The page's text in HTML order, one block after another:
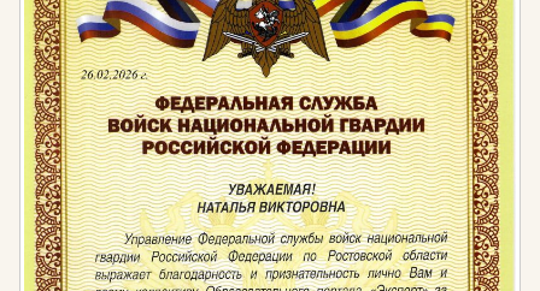
Федерации по строительству и жилищно-
коммунальному комплексу от 9 марта 2004 года
№93 «Об утверждении требований к
программам повышения квалификации
работников строительного комплекса»
«Градостроительный кодекс Российской
Федерации» от 29.12.2004 N 190-ФЗ
Федеральный закон №372-ФЗ от 03.07.16г. «О
внесении изменений в Градостроительный
кодекс Российской Федерации и отдельные
законодательные акты Российской Федерации»